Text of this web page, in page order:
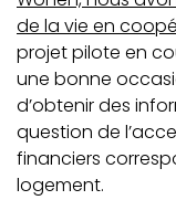
de la vie en
projet pilote en
une bonne
d’obtenir des
question de
financiers
logement.